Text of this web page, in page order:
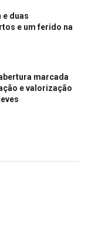
duas
e um ferido na
marcada
e valorização